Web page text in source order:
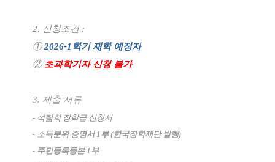
2. 신청조건 :
①2026-1 학기 재학 예정자
② 초과학기자 신청 불가
3. 제출 서류
- 석림회 장학금 신청서
- 소득분위 증명서1 부(한국장학재단 발행)
- 주민등록등본1 부